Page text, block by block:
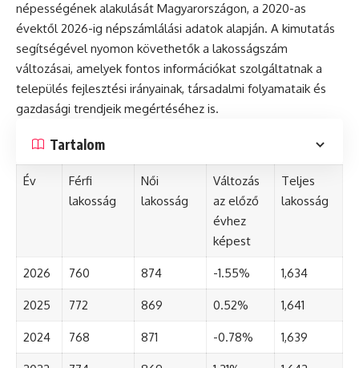
népességének alakulását Magyarországon, a 2020-as
évektől 2026-ig népszámlálási adatok alapján. A kimutatás
segítségével nyomon követhetők a lakosságszám
változásai, amelyek fontos információkat szolgáltatnak a
település fejlesztési irányainak, társadalmi folyamataik és
gazdasági trendjeik megértéséhez is.
Tartalom
Év
Férfi
lakosság
Női
lakosság
Változás
az előző
évhez
képest
Teljes
lakosság
2026 760 874 -1.55% 1,634
2025 772 869 0.52% 1,641
2024 768 871 -0.78% 1,639